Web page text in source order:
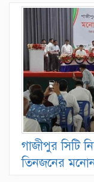
গাজীপুর সিটি
তিনজনের